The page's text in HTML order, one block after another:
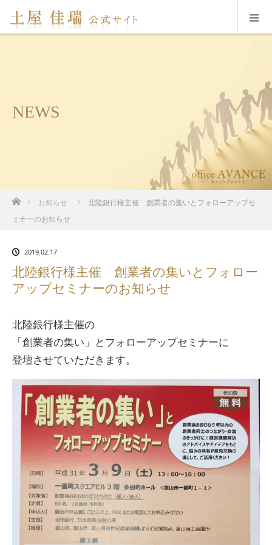
NEWS
ホームお知らせ
北陸銀行様主催 創業者の集いとフォローアップセ
ミナーのお知らせ
2019.02.17
北陸銀行様主催 創業者の集いとフォロー
アップセミナーのお知らせ
北陸銀行様主催の
「創業者の集い」とフォローアップセミナーに
登壇させていただきます。